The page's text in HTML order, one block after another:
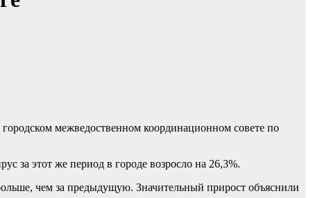
межведоственном координационном совете по
за этот же период в городе возросло на 26,3%.
чем за предыдущую. Значительный прирост объяснили